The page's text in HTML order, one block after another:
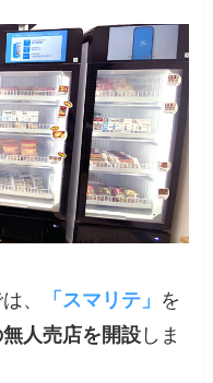
、 「スマリテ」 を
人売店を開設 しま